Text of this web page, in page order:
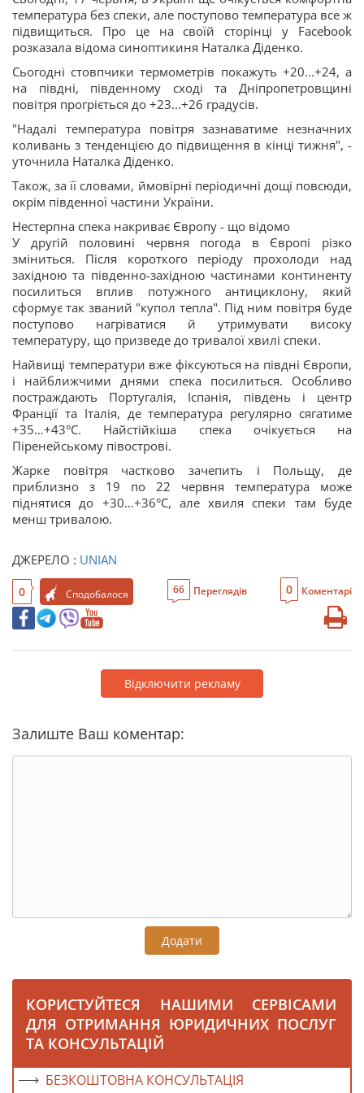
температура без спеки, але поступово температура все ж
підвищиться. Про це на своїй сторінці у Facebook
розказала відома синоптикиня Наталка Діденко.
Сьогодні стовпчики термометрів покажуть +20...+24, а
на півдні, південному сході та Дніпропетровщині
повітря прогріється до +23...+26 градусів.
"Надалі температура повітря зазнаватиме незначних
коливань з тенденцією до підвищення в кінці тижня", -
уточнила Наталка Діденко.
Також, за її словами, ймовірні періодичні дощі повсюди,
окрім південної частини України.
Нестерпна спека накриває Європу - що відомо
У другій половині червня погода в Європі різко
зміниться. Після короткого періоду прохолоди над
західною та південно-західною частинами континенту
посилиться вплив потужного антициклону, який
сформує так званий "купол тепла". Під ним повітря буде
поступово нагріватися й утримувати високу
температуру, що призведе до тривалої хвилі спеки.
Найвищі температури вже фіксуються на півдні Європи,
і найближчими днями спека посилиться. Особливо
постраждають Португалія, Іспанія, південь і центр
Франції та Італія, де температура регулярно сягатиме
+35…+43°C. Найстійкіша спека очікується на
Піренейському півострові.
Жарке повітря частково зачепить і Польщу, де
приблизно з 19 по 22 червня температура може
піднятися до +30…+36°C, але хвиля спеки там буде
менш тривалою.
ДЖЕРЕЛО : UNIAN
0 Сподобалося 66 Переглядів 0 Коментарі
Відключити рекламу
Залиште Ваш коментар:
Додати
КОРИСТУЙТЕСЯ НАШИМИ СЕРВІСАМИ
ДЛЯ ОТРИМАННЯ ЮРИДИЧНИХ ПОСЛУГ
ТА КОНСУЛЬТАЦІЙ
БЕЗКОШТОВНА КОНСУЛЬТАЦІЯ